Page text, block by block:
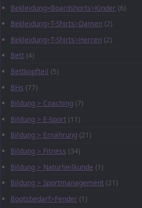
Bekleidung>Boardshorts>Kinder (6)
Bekleidung>T-Shirts>Damen (2)
Bekleidung>T-Shirts>Herren (2)
Bett (4)
Bettkopfteil (5)
BHs (77)
Bildung > Coaching (7)
Bildung > E-Sport (11)
Bildung > Ernährung (21)
Bildung > Fitness (34)
Bildung > Naturheilkunde (1)
Bildung > Sportmanagement (21)
Bootsbedarf>Fender (1)